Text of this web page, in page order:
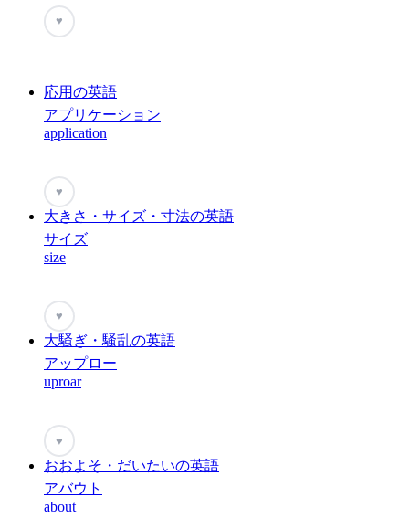
♥
応用の英語
アプリケーション
application
♥
大きさ・サイズ・寸法の英語
サイズ
size
♥
大騒ぎ・騒乱の英語
アップロー
uproar
♥
おおよそ・だいたいの英語
アバウト
about